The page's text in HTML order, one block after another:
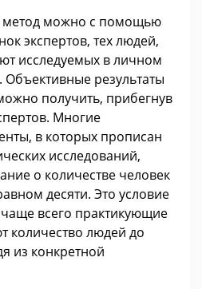
метод можно с помощью
экспертов, тех людей,
исследуемых в личном
результаты
получить, прибегнув
Многие
в которых прописан
исследований,
о количестве человек
десяти. Это условие
всего практикующие
количество людей до
из конкретной